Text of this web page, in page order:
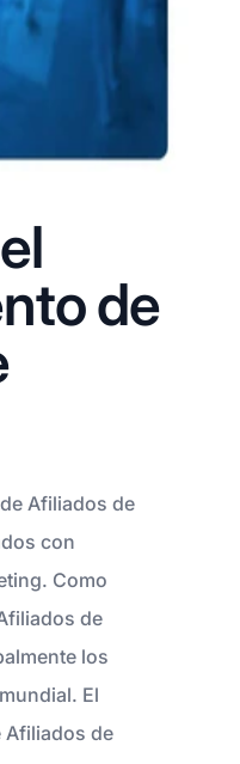
de
Afiliados de
con
Como
de
los
El
Afiliados de